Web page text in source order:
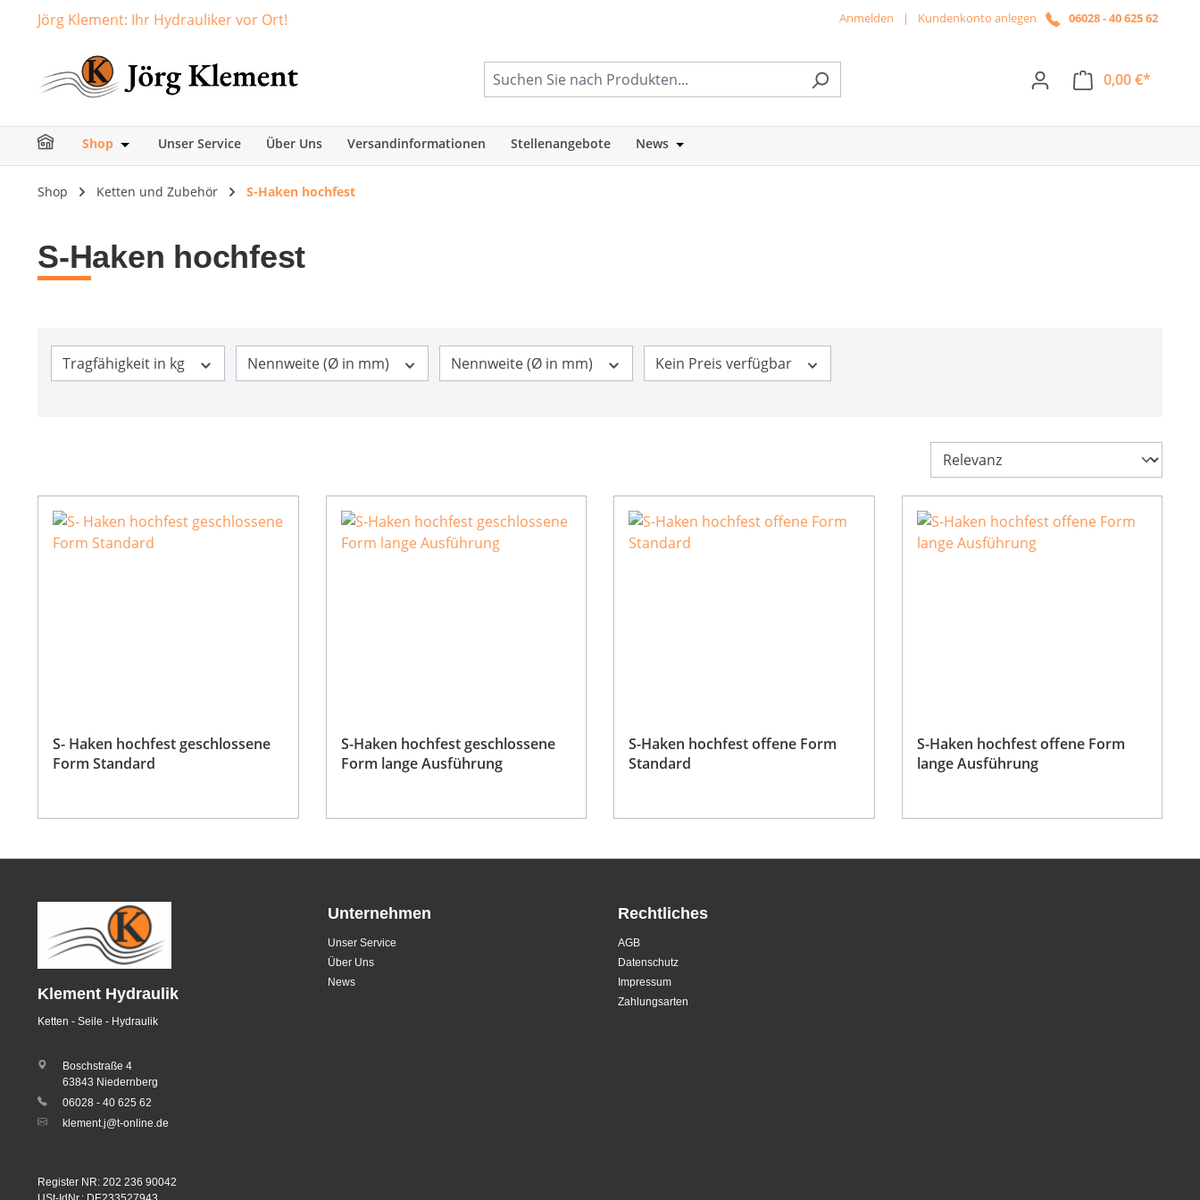
Zur Hauptnavigation springen
Jörg Klement: Ihr Hydrauliker vor Ort! Anmelden | Kundenkonto anlegen 06028 - 40 625 62
0,00 €*
Shop Öffne oder Schließe das Dropdown der Kategorie Shop
Unser Service Über Uns Versandinformationen Stellenangebote News Öffne oder Schließe das Dropdown der Kategorie News
Shop Ketten und Zubehör S-Haken hochfest
S-Haken hochfest
Tragfähigkeit in kg Nennweite (Ø in mm) Nennweite (Ø in mm) Kein Preis verfügbar
S- Haken hochfest geschlossene
Form Standard
S-Haken hochfest geschlossene
Form lange Ausführung
S-Haken hochfest offene Form
Standard
S-Haken hochfest offene Form
lange Ausführung
Klement Hydraulik
Ketten - Seile - Hydraulik
Boschstraße 4
63843 Niedernberg
06028 - 40 625 62
klement.j@t-online.de
Register NR: 202 236 90042
Unternehmen
Unser Service
Über Uns
News
Rechtliches
AGB
Datenschutz
Impressum
Zahlungsarten